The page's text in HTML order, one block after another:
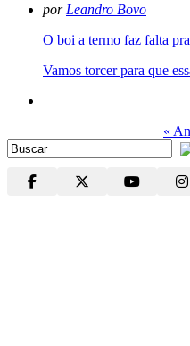
por Leandro Bovo
O boi a termo faz falta
Vamos torcer para que
«